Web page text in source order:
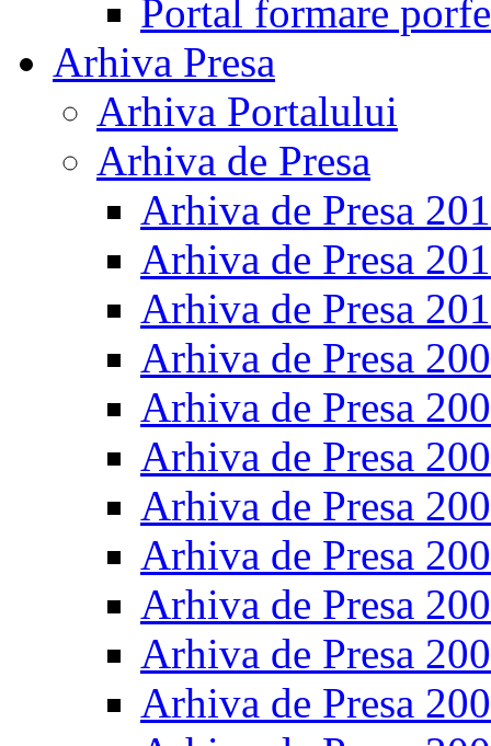
Portal formare
Arhiva Presa
Arhiva Portalului
Arhiva de Presa
Arhiva de Presa
Arhiva de Presa
Arhiva de Presa
Arhiva de Presa
Arhiva de Presa
Arhiva de Presa
Arhiva de Presa
Arhiva de Presa
Arhiva de Presa
Arhiva de Presa
Arhiva de Presa